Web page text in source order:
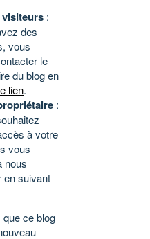
:
des
vous
le
du blog en
lien.
:
à votre
vous
nous
en suivant
ce blog